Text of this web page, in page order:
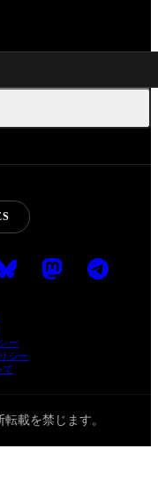
ー
シー
て
載を禁じます。